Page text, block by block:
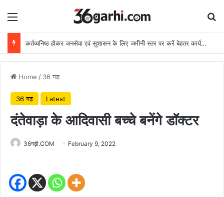
Menu
कर्तव्यनिष्ठ होकर जनसेवा एवं सुशासन के लिए जमीनी स्तर पर करें बेहतर कार्य: मुख्यमंत्री
Home / 36 गढ़
36 गढ़ Latest
दंतेवाड़ा के आदिवासी बच्चे बनेंगे डॉक्टर
36गढ़ी.COM February 9, 2022